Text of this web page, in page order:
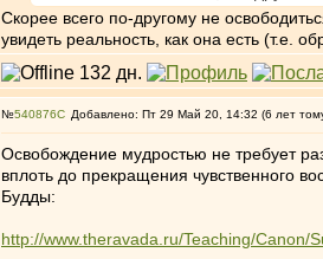
Скорее всего по-другому не
увидеть реальность, как она есть (т.е.
№540876 Добавлено: Пт 29 Май 20, 14:32 (6 лет
Освобождение мудростью не требует
вплоть до прекращения чувственного
Будды:
http://www.theravada.ru/Teaching/Canon/